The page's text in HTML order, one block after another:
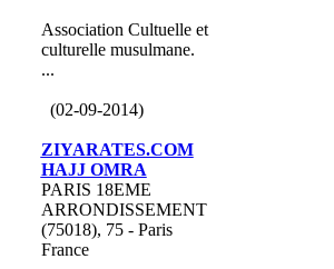
Association Cultuelle et
culturelle musulmane.
...
(02-09-2014)
ZIYARATES.COM
HAJJ OMRA
PARIS 18EME
ARRONDISSEMENT
(75018), 75 - Paris
France